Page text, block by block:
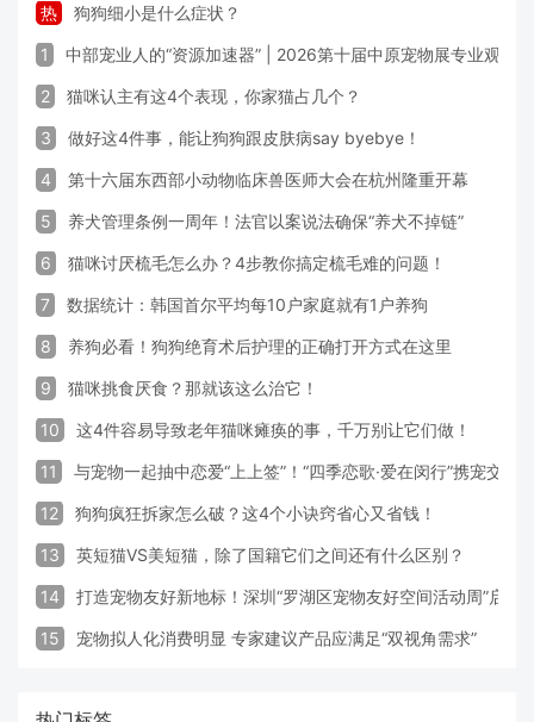
热 狗狗细小是什么症状？
1 中部宠业人的“资源加速器” | 2026第十届中原宠物展专业观众
2 猫咪认主有这4个表现，你家猫占几个？
3 做好这4件事，能让狗狗跟皮肤病say byebye！
4 第十六届东西部小动物临床兽医师大会在杭州隆重开幕
5 养犬管理条例一周年！法官以案说法确保“养犬不掉链”
6 猫咪讨厌梳毛怎么办？4步教你搞定梳毛难的问题！
7 数据统计：韩国首尔平均每10户家庭就有1户养狗
8 养狗必看！狗狗绝育术后护理的正确打开方式在这里
9 猫咪挑食厌食？那就该这么治它！
10 这4件容易导致老年猫咪瘫痪的事，千万别让它们做！
11 与宠物一起抽中恋爱“上上签”！“四季恋歌·爱在闵行”携宠交友
12 狗狗疯狂拆家怎么破？这4个小诀窍省心又省钱！
13 英短猫VS美短猫，除了国籍它们之间还有什么区别？
14 打造宠物友好新地标！深圳“罗湖区宠物友好空间活动周”启动
15 宠物拟人化消费明显 专家建议产品应满足“双视角需求”